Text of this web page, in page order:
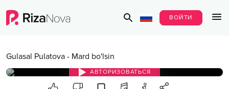
ВОЙТИ
Gulasal Pulatova - Mard bo'lsin
АВТОРИЗОВАТЬСЯ